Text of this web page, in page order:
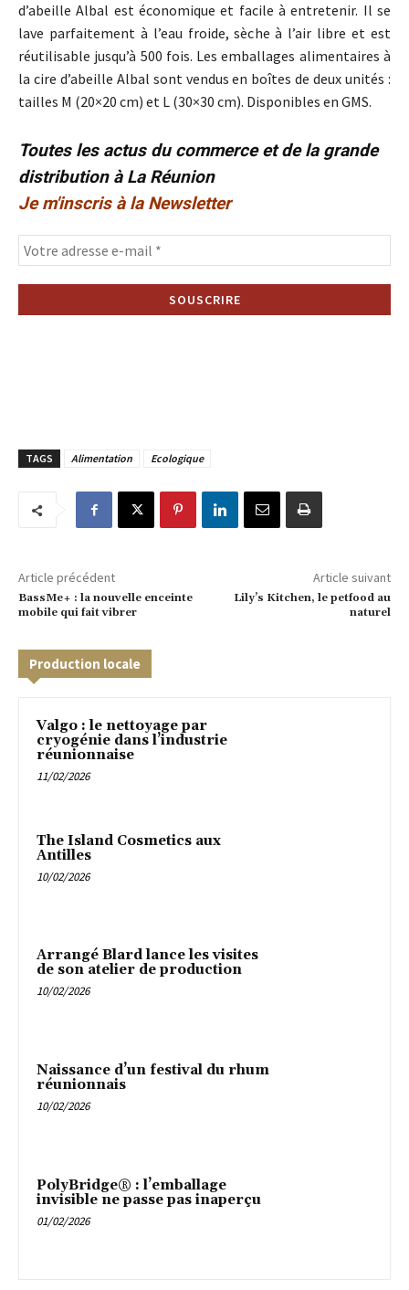
d’abeille Albal est économique et facile à entretenir. Il se
lave parfaitement à l’eau froide, sèche à l’air libre et est
réutilisable jusqu’à 500 fois. Les emballages alimentaires à
la cire d’abeille Albal sont vendus en boîtes de deux unités :
tailles M (20×20 cm) et L (30×30 cm). Disponibles en GMS.
Toutes les actus du commerce et de la grande
distribution à La Réunion
Je m'inscris à la Newsletter
TAGS Alimentation Ecologique
Article précédent
BassMe+ : la nouvelle enceinte
mobile qui fait vibrer
Article suivant
Lily’s Kitchen, le petfood au
naturel
Production locale
Valgo : le nettoyage par
cryogénie dans l’industrie
réunionnaise
11/02/2026
The Island Cosmetics aux
Antilles
10/02/2026
Arrangé Blard lance les visites
de son atelier de production
10/02/2026
Naissance d’un festival du rhum
réunionnais
10/02/2026
PolyBridge® : l’emballage
invisible ne passe pas inaperçu
01/02/2026